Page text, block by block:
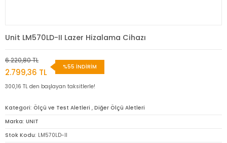
Unit LM570LD-II Lazer Hizalama Cihazı
6.220,80 TL
2.799,36 TL
%55 İNDİRİM
300,16 TL den başlayan taksitlerle!
Kategori Ölçü ve Test Aletleri , Diğer Ölçü Aletleri
Marka UNIT
Stok Kodu LM570LD-II